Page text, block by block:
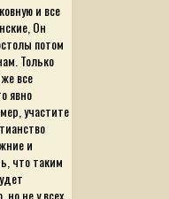
и все
Он
потом
Только
все
явно
участите
и
что таким
но не у всех.